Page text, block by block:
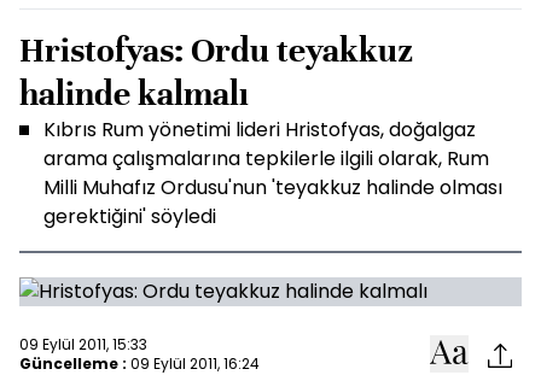
Hristofyas: Ordu teyakkuz
halinde kalmalı
Kıbrıs Rum yönetimi lideri Hristofyas, doğalgaz
arama çalışmalarına tepkilerle ilgili olarak, Rum
Milli Muhafız Ordusu'nun 'teyakkuz halinde olması
gerektiğini' söyledi
09 Eylül 2011, 15:33
Güncelleme : 09 Eylül 2011, 16:24